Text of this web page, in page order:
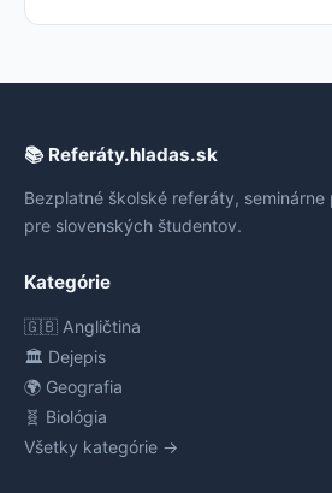
📚 Referáty.hladas.sk
Bezplatné školské referáty,
pre slovenských študentov.
Kategórie
🇬🇧 Angličtina
🏛️ Dejepis
🌍 Geografia
🧬 Biológia
Všetky kategórie →